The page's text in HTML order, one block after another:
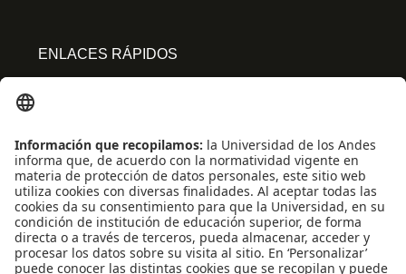
ENLACES RÁPIDOS
Convivencia y transparencia
Emergencias: Extensión 0000
Eventos destacados
Mapa del Sitio
Multimedia
Noticias
Preguntas frecuentes